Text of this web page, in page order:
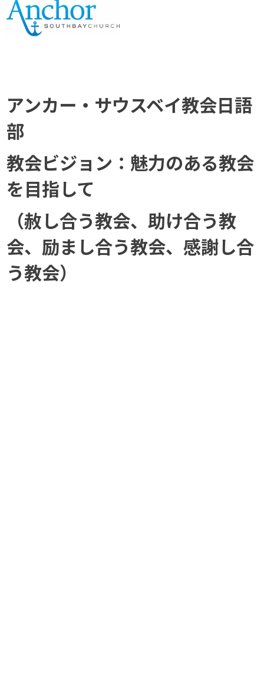
アンカー・サウスベイ教会日語
部
教会ビジョン：魅力のある教会
を目指して
（赦し合う教会、助け合う教
会、励まし合う教会、感謝し合
う教会）